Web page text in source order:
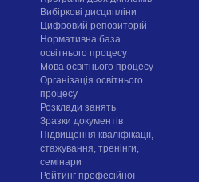
Вибіркові дисципліни
Цифровий репозиторій
Нормативна база
освітнього процесу
Мова освітнього процесу
Організація освітнього
процесу
Розклади занять
Зразки документів
Підвищення кваліфікації,
стажування, тренінги,
семінари
Рейтинг професійної